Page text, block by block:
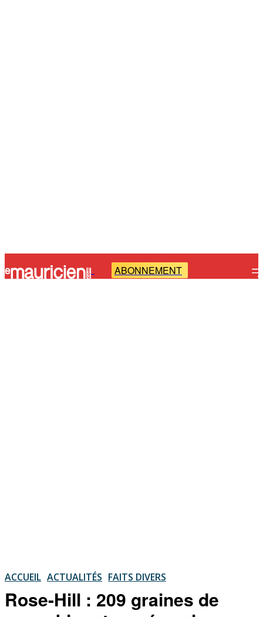
- ABONNEMENT
ACCUEIL ACTUALITÉS FAITS DIVERS
Rose-Hill : 209 graines de